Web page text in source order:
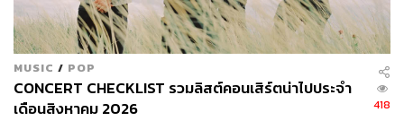
MUSIC / POP
CONCERT CHECKLIST รวมลิสต์คอนเสิร์ตน่าไปประจำ
เดือนสิงหาคม 2026
418